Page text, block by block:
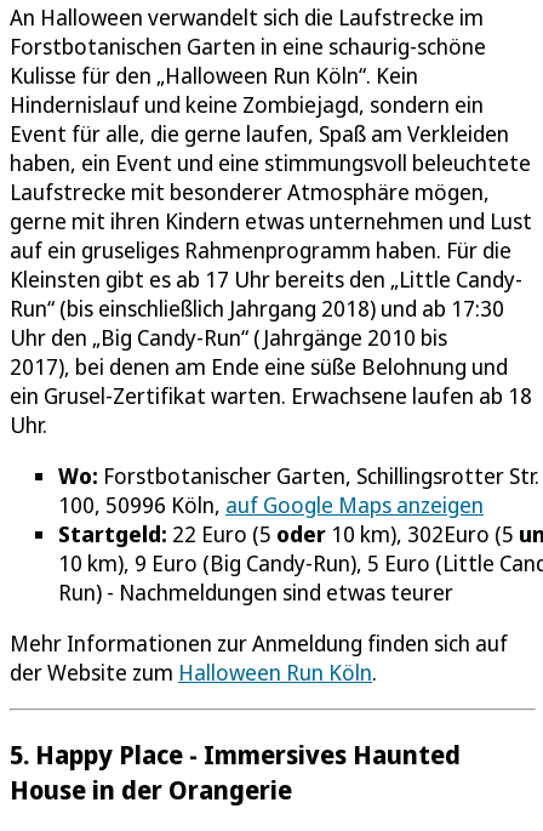
An Halloween verwandelt sich die Laufstrecke im
Forstbotanischen Garten in eine schaurig-schöne
Kulisse für den „Halloween Run Köln“. Kein
Hindernislauf und keine Zombiejagd, sondern ein
Event für alle, die gerne laufen, Spaß am Verkleiden
haben, ein Event und eine stimmungsvoll beleuchtete
Laufstrecke mit besonderer Atmosphäre mögen,
gerne mit ihren Kindern etwas unternehmen und Lust
auf ein gruseliges Rahmenprogramm haben. Für die
Kleinsten gibt es ab 17 Uhr bereits den „Little Candy-
Run“ (bis einschließlich Jahrgang 2018) und ab 17:30
Uhr den „Big Candy-Run“ (Jahrgänge 2010 bis
2017), bei denen am Ende eine süße Belohnung und
ein Grusel-Zertifikat warten. Erwachsene laufen ab 18
Uhr.
Wo: Forstbotanischer Garten, Schillingsrotter Str.
100, 50996 Köln, auf Google Maps anzeigen
Startgeld: 22 Euro (5 oder 10 km), 302Euro (5
10 km), 9 Euro (Big Candy-Run), 5 Euro (Little
Run) - Nachmeldungen sind etwas teurer
Mehr Informationen zur Anmeldung finden sich auf
der Website zum Halloween Run Köln.
5. Happy Place - Immersives Haunted
House in der Orangerie